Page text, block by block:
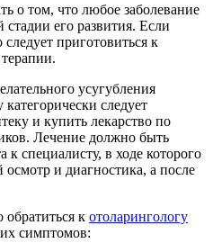
о том, что любое заболевание
его развития. Если
приготовиться к
усугубления
следует
и купить лекарство по
Лечение должно быть
к специалисту, в ходе которого
и диагностика, а после
обратиться к отоларингологу
симптомов: